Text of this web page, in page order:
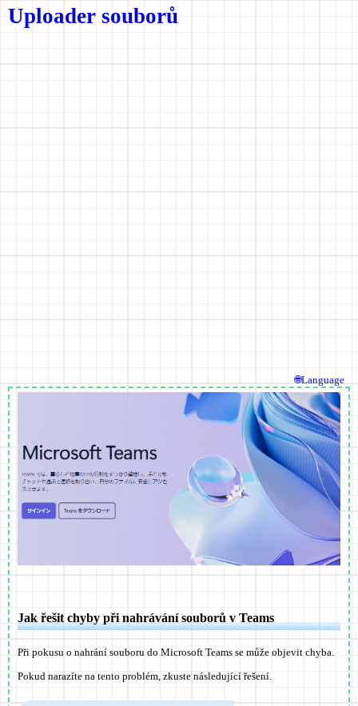
Uploader souborů
Jak řešit chyby při nahrávání souborů v Teams
Při pokusu o nahrání souboru do Microsoft Teams se může objevit chyba.
Pokud narazíte na tento problém, zkuste následující řešení.
🌐Language